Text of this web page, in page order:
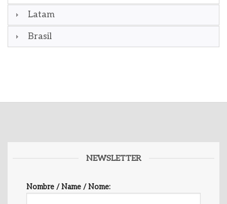
Latam
Brasil
NEWSLETTER
Nombre / Name / Nome: